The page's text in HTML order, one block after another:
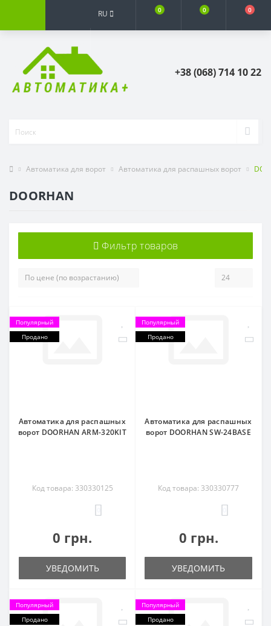
RU 0 0 0
+38 (068) 714 10 22
Автоматика для ворот Автоматика для распашных ворот
DOORHAN
Фильтр товаров
Популярный
Продано
Автоматика для распашных
ворот DOORHAN ARM-320KIT
Код товара: 330330125
0 грн.
УВЕДОМИТЬ
Популярный
Продано
Автоматика для распашных
ворот DOORHAN SW-24BASE
Код товара: 330330777
0 грн.
УВЕДОМИТЬ
Популярный
Продано
Популярный
Продано